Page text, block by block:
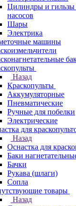
Цилиндры и
насосов
Шары
Электрика
машины
Назад
Краскопульты
Аккумуляторные
Пневматические
Ручные для побелки
Электрические
для
Назад
Оснастка для
Баки
Бачки
Рукава (шлаги)
Сопла
товары
Назад